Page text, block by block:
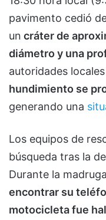
pavimento cedió
un cráter de
diámetro y una
autoridades
hundimiento se
generando una
Los equipos de
búsqueda tras la
Durante la
encontrar su
motocicleta fue